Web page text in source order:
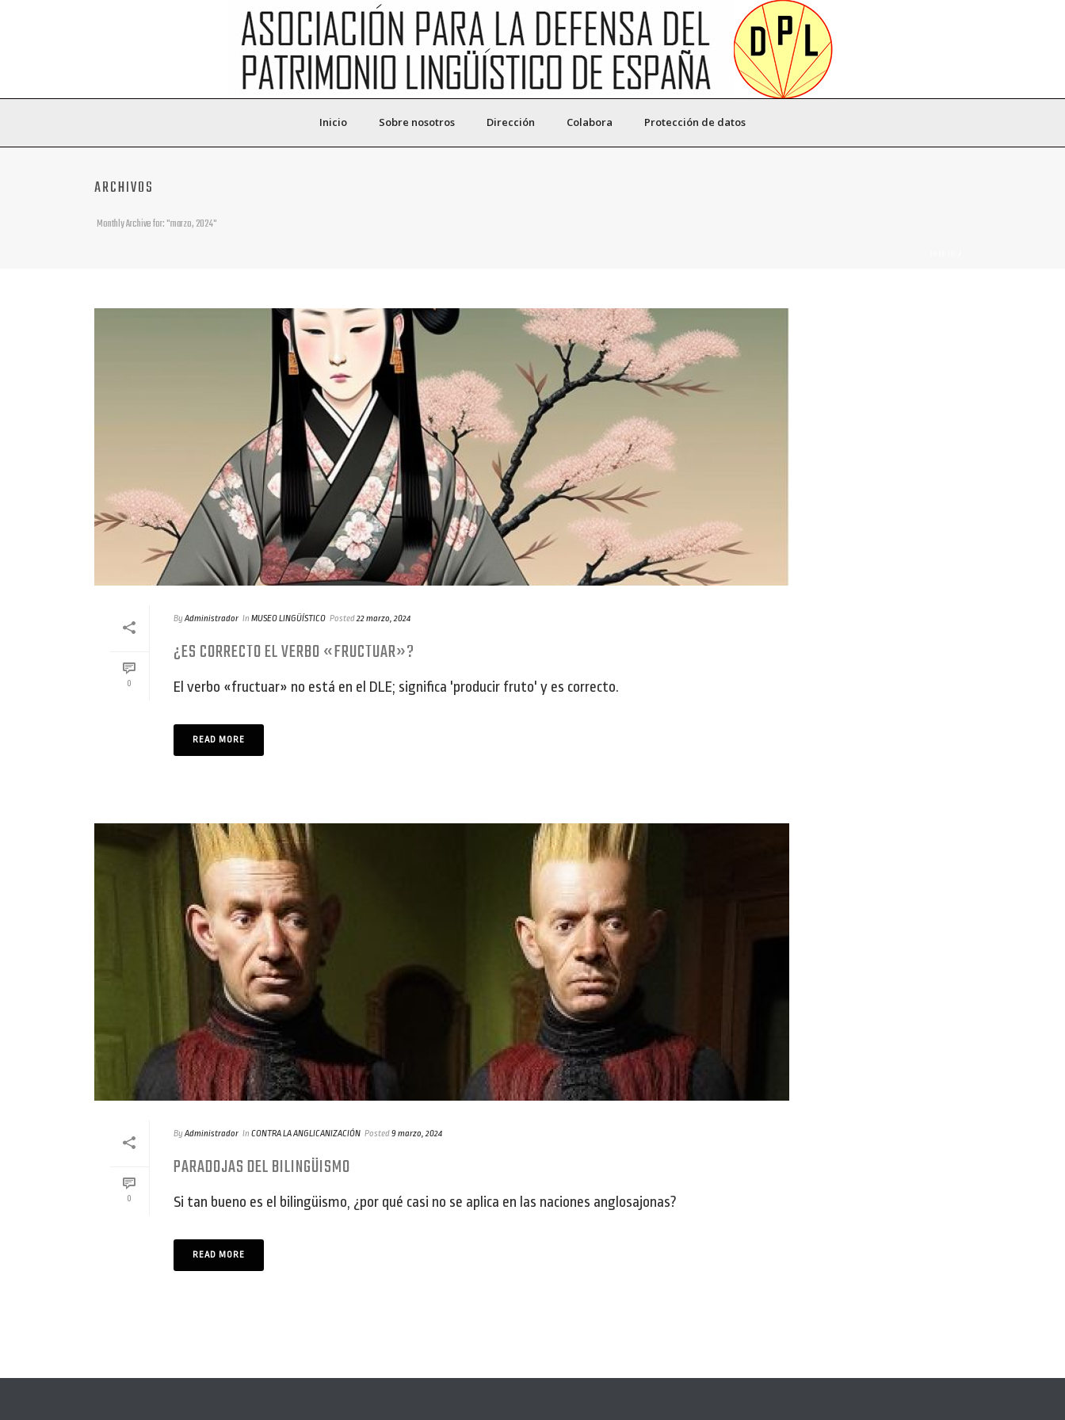
Inicio Sobre nosotros Dirección Colabora Protección de datos
ARCHIVOS
Monthly Archive for: "marzo, 2024"
0
ByAdministrador In MUSEO LINGÜÍSTICO Posted22 marzo, 2024
¿ES CORRECTO EL VERBO «FRUCTUAR»?
El verbo «fructuar» no está en el DLE; significa 'producir fruto' y es correcto.
READ MORE
0
ByAdministrador In CONTRA LA ANGLICANIZACIÓN Posted9 marzo, 2024
PARADOJAS DEL BILINGÜISMO
Si tan bueno es el bilingüismo, ¿por qué casi no se aplica en las naciones anglosajonas?
READ MORE